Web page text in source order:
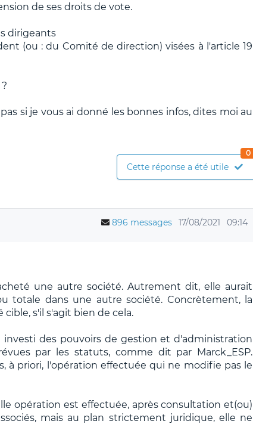
de ses droits de vote.
dirigeants
(ou : du Comité de direction) visées à l'article 19
si je vous ai donné les bonnes infos, dites moi au
Cette réponse a été utile
0
896 messages 17/08/2021 09:14
une autre société. Autrement dit, elle aurait
totale dans une autre société. Concrètement, la
s'il s'agit bien de cela.
investi des pouvoirs de gestion et d'administration
par les statuts, comme dit par Marck_ESP.
à priori, l'opération effectuée qui ne modifie pas le
opération est effectuée, après consultation et(ou)
mais au plan strictement juridique, elle ne